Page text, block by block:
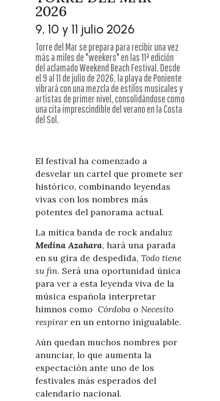
Atención al extranjero
Punto Ayuntamiento
Historia
Historia del municipio
Personajes Ilustres
Visitas
Fiestas y eventos
Fiestas de singularidad turística
Semana Santa de Vélez-
Málaga
Galería fotográfica de eventos
Eventos
Direcciones y teléfonos del
Ayuntamiento
Encuestas
2026
9, 10 y 11 julio 2026
Torre del Mar se prepara para recibir una vez
más a miles de "weekers" en las 11ª edición
del aclamado Weekend Beach Festival. Desde
el 9 al 11 de julio de 2026, la playa de Poniente
vibrará con una mezcla de estilos musicales y
artistas de primer nivel, consolidándose como
una cita imprescindible del verano en la Costa
del Sol.
El festival ha comenzado a
desvelar un cartel que promete ser
histórico, combinando leyendas
vivas con los nombres más
potentes del panorama actual.
La mítica banda de rock andaluz
Medina Azahara, hará una parada
en su gira de despedida, Todo tiene
su fin. Será una oportunidad única
para ver a esta leyenda viva de la
música española interpretar
himnos como Córdoba o Necesito
respirar en un entorno inigualable.
Aún quedan muchos nombres por
anunciar, lo que aumenta la
espectación ante uno de los
festivales más esperados del
calendario nacional.